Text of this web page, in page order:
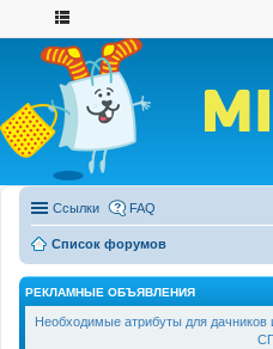
Ссылки FAQ
Список форумов
РЕКЛАМНЫЕ ОБЪЯВЛЕНИЯ
Необходимые атрибуты для дачников